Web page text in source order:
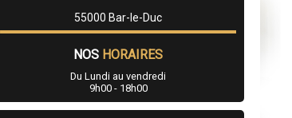
55000 Bar-le-Duc
NOS HORAIRES
Du Lundi au vendredi
9h00 - 18h00